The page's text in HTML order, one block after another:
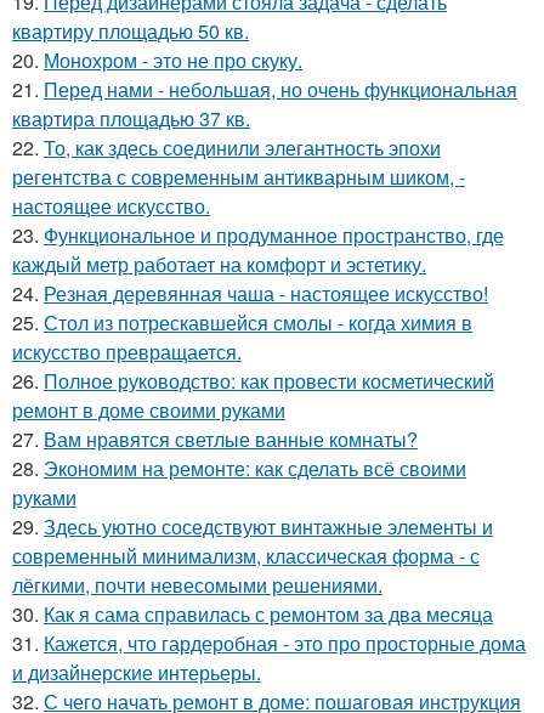
квартиру площадью 50 кв.
20. Монохром - это не про скуку.
21. Перед нами - небольшая, но очень функциональная
квартира площадью 37 кв.
22. То, как здесь соединили элегантность эпохи
регентства с современным антикварным шиком, -
настоящее искусство.
23. Функциональное и продуманное пространство, где
каждый метр работает на комфорт и эстетику.
24. Резная деревянная чаша - настоящее искусство!
25. Стол из потрескавшейся смолы - когда химия в
искусство превращается.
26. Полное руководство: как провести косметический
ремонт в доме своими руками
27. Вам нравятся светлые ванные комнаты?
28. Экономим на ремонте: как сделать всё своими
руками
29. Здесь уютно соседствуют винтажные элементы и
современный минимализм, классическая форма - с
лёгкими, почти невесомыми решениями.
30. Как я сама справилась с ремонтом за два месяца
31. Кажется, что гардеробная - это про просторные дома
и дизайнерские интерьеры.
32. С чего начать ремонт в доме: пошаговая инструкция